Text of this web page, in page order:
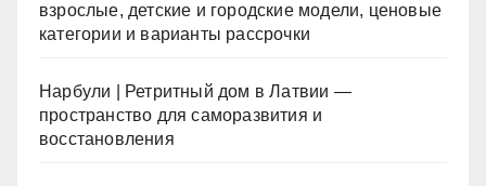
взрослые, детские и городские модели, ценовые
категории и варианты рассрочки
Нарбули | Ретритный дом в Латвии —
пространство для саморазвития и
восстановления